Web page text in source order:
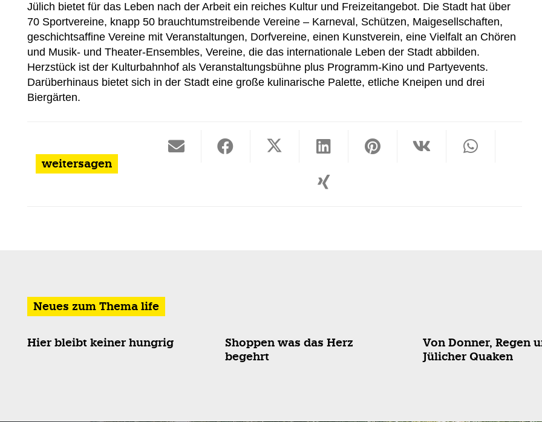
Jülich bietet für das Leben nach der Arbeit ein reiches Kultur und Freizeitangebot. Die Stadt hat über
70 Sportvereine, knapp 50 brauchtumstreibende Vereine – Karneval, Schützen, Maigesellschaften,
geschichtsaffine Vereine mit Veranstaltungen, Dorfvereine, einen Kunstverein, eine Vielfalt an Chören
und Musik- und Theater-Ensembles, Vereine, die das internationale Leben der Stadt abbilden.
Herzstück ist der Kulturbahnhof als Veranstaltungsbühne plus Programm-Kino und Partyevents.
Darüberhinaus bietet sich in der Stadt eine große kulinarische Palette, etliche Kneipen und drei
Biergärten.
weitersagen
Neues zum Thema life
Shoppen was das Herz
Von Donner, Regen und dem
Jülicher Quaken
Die Jugend kann